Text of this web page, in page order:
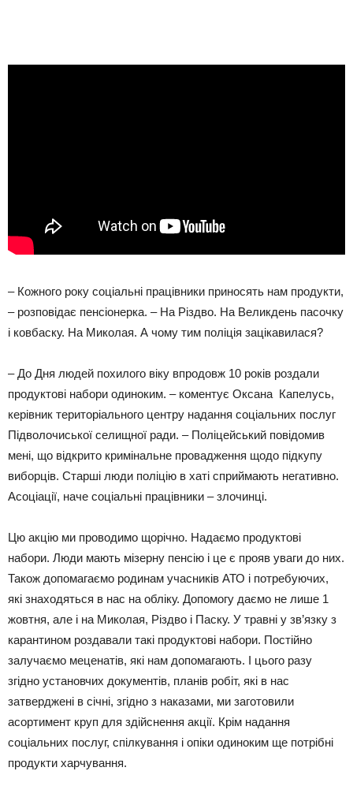
– Кожного року соціальні працівники приносять нам продукти,
– розповідає пенсіонерка. – На Різдво. На Великдень пасочку
і ковбаску. На Миколая. А чому тим поліція зацікавилася?
– До Дня людей похилого віку впродовж 10 років роздали
продуктові набори одиноким. – коментує Оксана Капелусь,
керівник територіального центру надання соціальних послуг
Підволочиської селищної ради. – Поліцейський повідомив
мені, що відкрито кримінальне провадження щодо підкупу
виборців. Старші люди поліцію в хаті сприймають негативно.
Асоціації, наче соціальні працівники – злочинці.
Цю акцію ми проводимо щорічно. Надаємо продуктові
набори. Люди мають мізерну пенсію і це є прояв уваги до них.
Також допомагаємо родинам учасників АТО і потребуючих,
які знаходяться в нас на обліку. Допомогу даємо не лише 1
жовтня, але і на Миколая, Різдво і Паску. У травні у зв’язку з
карантином роздавали такі продуктові набори. Постійно
залучаємо меценатів, які нам допомагають. І цього разу
згідно установчих документів, планів робіт, які в нас
затверджені в січні, згідно з наказами, ми заготовили
асортимент круп для здійснення акції. Крім надання
соціальних послуг, спілкування і опіки одиноким ще потрібні
продукти харчування.